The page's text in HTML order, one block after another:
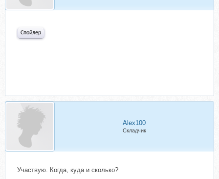
Спойлер
Alex100
Складчик
Участвую. Когда, куда и сколько?